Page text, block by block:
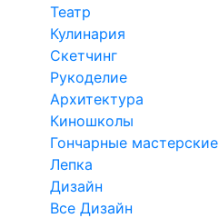
Театр
Кулинария
Скетчинг
Рукоделие
Архитектура
Киношколы
Гончарные мастерские
Лепка
Дизайн
Все Дизайн